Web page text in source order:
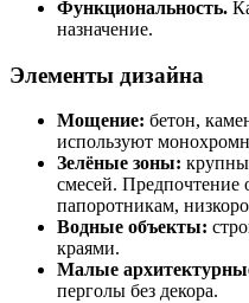
Функциональность.
назначение.
Элементы дизайна
Мощение: бетон,
используют
Зелёные зоны:
смесей. Предпочтение
папоротникам,
Водные объекты:
краями.
Малые
перголы без декора.